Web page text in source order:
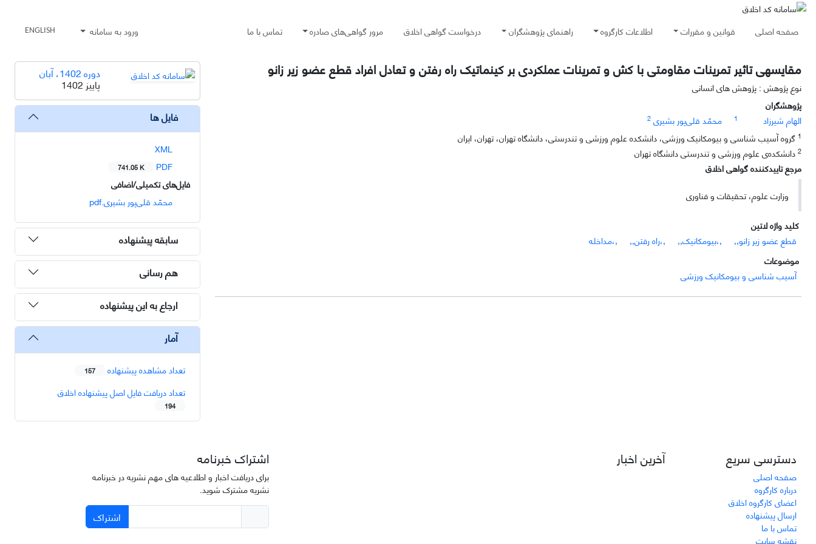
صفحه اصلی قوانین و مقررات اطلاعات کارگروه راهنمای پژوهشگران درخواست گواهی اخلاق مرور گواهی‌های صادره تماس با ما ورود به سامانه ENGLISH
مقایسهی تاثیر تمرینات مقاومتی با کش و تمرینات عملکردی بر کینماتیک راه رفتن و تعادل افراد قطع عضو زیر زانو
نوع پژوهش : پژوهش های انسانی
پژوهشگران
الهام شیرزاد
1 محمّد قلی‌پور بشیری 2
1 گروه آسیب شناسی و بیومکانیک ورزشی، دانشکده علوم ورزشی و تندرستی، دانشگاه تهران، تهران، ایران
2 دانشکده‌ی علوم ورزشی و تندرستی دانشگاه تهران
مرجع تاییدکننده گواهی اخلاق
وزارت علوم، تحقیقات و فناوری
کلید واژه لاتین
قطع عضو زیر زانو,,
,،بیومکانیک,, ,،راه رفتن,,
,،مداخله
موضوعات
آسیب شناسی و بیومکانیک ورزشی
دوره 1402، آبان
پاییز 1402
فایل ها
XML
PDF
741.05 K
فایل‌های تکمیلی/اضافی
محمّد قلی‌پور بشیری.pdf
سابقه پیشنهاده
هم رسانی
ارجاع به این پیشنهاده
آمار
تعداد مشاهده پیشنهاده 157
تعداد دریافت فایل اصل پیشنهاده اخلاق
194
دسترسی سریع
صفحه اصلی
درباره کارگروه
اعضای کارگروه اخلاق
ارسال پیشنهاده
تماس با ما
نقشه سایت
آخرین اخبار اشتراک خبرنامه
برای دریافت اخبار و اطلاعیه های مهم نشریه در خبرنامه
نشریه مشترک شوید.
اشتراک